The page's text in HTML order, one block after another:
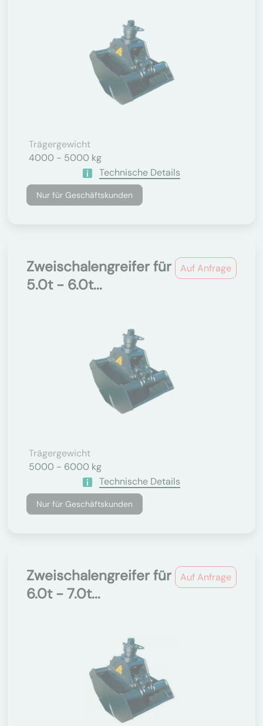
Trägergewicht
4000 - 5000 kg
Technische Details
Nur für Geschäftskunden
Auf Anfrage
Zweischalengreifer für
5.0t - 6.0t...
Trägergewicht
5000 - 6000 kg
Technische Details
Nur für Geschäftskunden
Auf Anfrage
Zweischalengreifer für
6.0t - 7.0t...